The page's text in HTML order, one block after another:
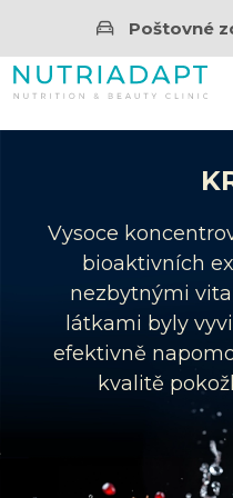
Poštovné
Vysoce
bioaktivních
nezbytnými
látkami byly
efektivně
kvalitě